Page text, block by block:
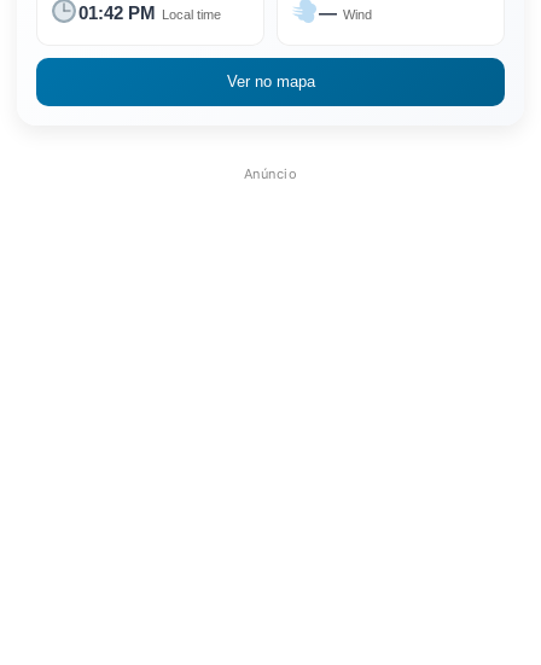
01:42 PM Local time — Wind
Ver no mapa
Anúncio